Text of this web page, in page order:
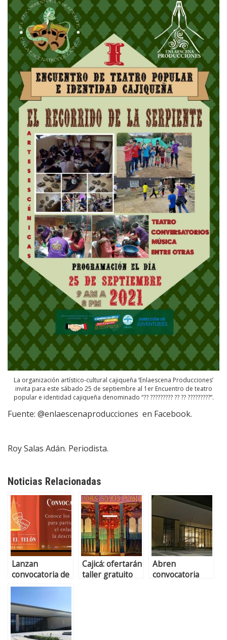
La organización artístico-cultural cajiqueña ‘Enlaescena Producciones’
invita para este sábado 25 de septiembre al 1er Encuentro de teatro
popular e identidad cajiqueña denominado “?? ????????? ?? ?? ?????????”.
Fuente: @enlaescenaproducciones en Facebook.
Roy Salas Adán. Periodista.
Noticias Relacionadas
Lanzan
convocatoria de
estímulos para
escénicos en
Cajicá
Cajicá: ofertarán
taller gratuito
Abren
convocatoria